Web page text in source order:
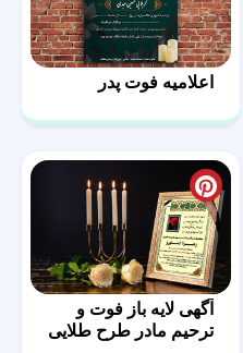
اعلامیه فوت پدر
آگهی لایه باز فوت و
ترحیم مادر طرح طلایی